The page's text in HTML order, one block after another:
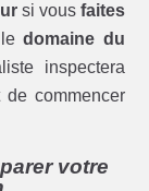
si vous faites
ledomaine du
inspectera
commencer
votre